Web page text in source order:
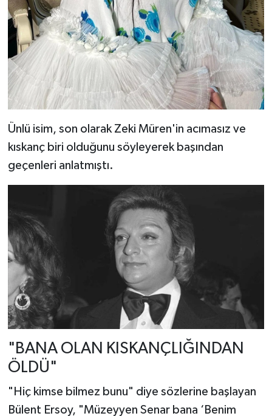
Ünlü isim, son olarak Zeki Müren'in acımasız ve
kıskanç biri olduğunu söyleyerek başından
geçenleri anlatmıştı.
"BANA OLAN KISKANÇLIĞINDAN
ÖLDÜ"
"Hiç kimse bilmez bunu" diye sözlerine başlayan
Bülent Ersoy, "Müzeyyen Senar bana ‘Benim